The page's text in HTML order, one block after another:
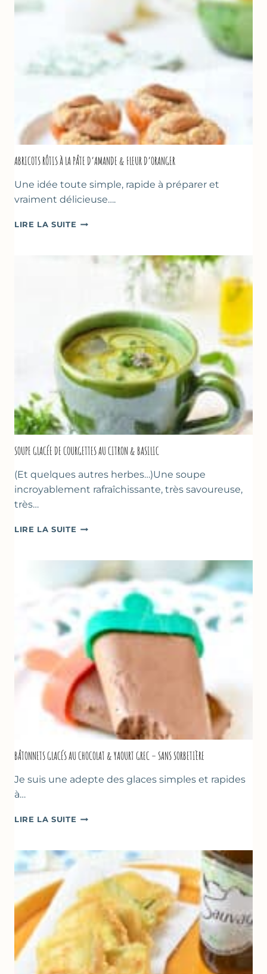
ABRICOTS RÔTIS À LA PÂTE D’AMANDE & FLEUR D’ORANGER
Une idée toute simple, rapide à préparer et
vraiment délicieuse….
LIRE LA SUITE ABRICOTS
D’ORANGER
SOUPE GLACÉE DE COURGETTES AU CITRON & BASILIC
(Et quelques autres herbes…)Une soupe
incroyablement rafraîchissante, très savoureuse,
très…
LIRE LA SUITE SOUPE
COURGETTES
CITRON
BASILIC
BÂTONNETS GLACÉS AU CHOCOLAT & YAOURT GREC – SANS SORBETIÈRE
Je suis une adepte des glaces simples et rapides
à…
LIRE LA SUITE BÂTONNETS
CHOCOLAT
YAOURT
GREC
–
SANS
SORBETIÈRE